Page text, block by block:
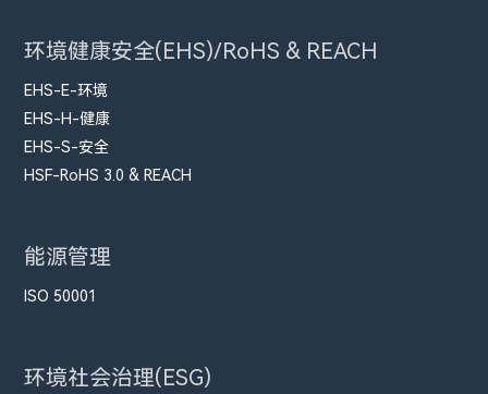
环境健康安全(EHS)/RoHS & REACH
EHS-E-环境
EHS-H-健康
EHS-S-安全
HSF-RoHS 3.0 & REACH
能源管理
ISO 50001
环境社会治理(ESG)